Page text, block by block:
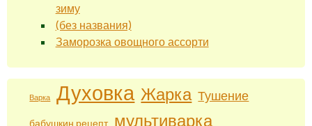
зиму
(без названия)
Заморозка овощного ассорти
Варка Духовка Жарка Тушение
бабушкин рецепт мультиварка